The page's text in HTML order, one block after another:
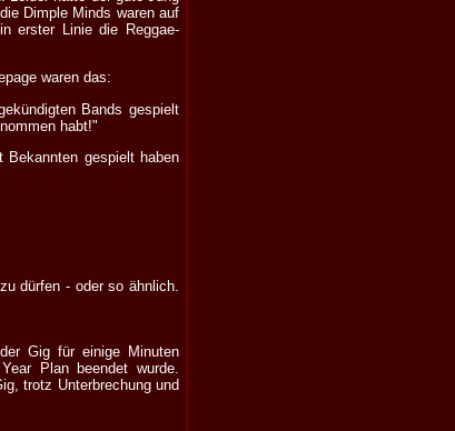
Dimple Minds waren auf
erster Linie die Reggae-
waren das:
Bands gespielt
habt!"
Bekannten gespielt haben
dürfen - oder so ähnlich.
Gig für einige Minuten
Plan beendet wurde.
trotz Unterbrechung und